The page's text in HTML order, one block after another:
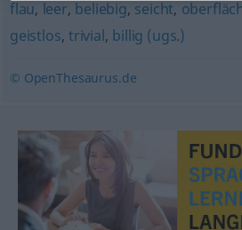
flau, leer, beliebig, seicht,
geistlos, trivial, billig (ugs.)
© OpenThesaurus.de